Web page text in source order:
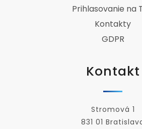
Prihlasovanie na
Kontakty
GDPR
Kontakt
Stromová 1
831 01